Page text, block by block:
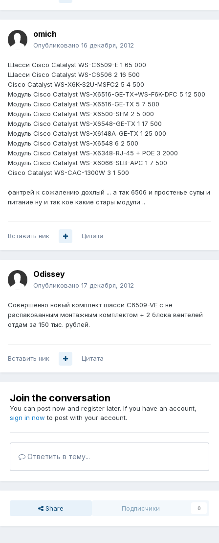
omich
Опубликовано 16 декабря, 2012
Шасси Cisco Catalyst WS-C6509-E 1 65 000
Шасси Cisco Catalyst WS-C6506 2 16 500
Cisco Catalyst WS-X6K-S2U-MSFC​2 5 4 500
Модуль Cisco Catalyst WS-X6516-GE-TX+WS-F6K-DFC 5 12 500
Модуль Cisco Catalyst WS-X6516-GE-TX 5 7 500
Модуль Cisco Catalyst WS-X6500-SFM 2 5 000
Модуль Cisco Catalyst WS-X6548-GE-TX 1 17 500
Модуль Cisco Catalyst WS-X6148А-GE-TX 1 25 000
Модуль Cisco Catalyst WS-X6548 6 2 500
Модуль Cisco Catalyst WS-X6348-RJ-45 + POE 3 2000
Модуль Cisco Catalyst WS-X6066-SLB-APC 1 7 500
Cisco Catalyst WS-CAC-1300W 3 1 500
фантрей к сожалению дохлый ... а так 6506 и простенье супы и
питание ну и так кое какие стары модули ..
Вставить ник Цитата
Odissey
Опубликовано 17 декабря, 2012
Совершенно новый комплект шасси C6509-VE с не
распакованным монтажным комплектом + 2 блока вентелей
отдам за 150 тыс. рублей.
Вставить ник Цитата
Join the conversation
You can post now and register later. If you have an account,
sign in now to post with your account.
Ответить в тему...
Share Подписчики 0